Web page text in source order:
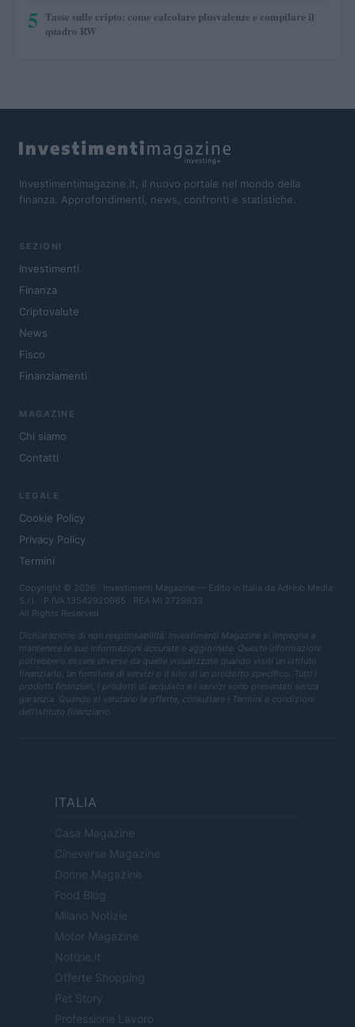
5 Tasse sulle cripto: come calcolare plusvalenze e compilare il
quadro RW
Investimentimagazine.it, il nuovo portale nel mondo della
finanza. Approfondimenti, news, confronti e statistiche.
SEZIONI
Investimenti
Finanza
Criptovalute
News
Fisco
Finanziamenti
MAGAZINE
Chi siamo
Contatti
LEGALE
Cookie Policy
Privacy Policy
Termini
Copyright © 2026 · Investimenti Magazine — Edito in Italia da AdHub Media
S.r.l. · P.IVA 13542920965 · REA MI 2729933
All Rights Reserved
Dichiarazione di non responsabilità: Investimenti Magazine si impegna a
mantenere le sue informazioni accurate e aggiornate. Queste informazioni
potrebbero essere diverse da quelle visualizzate quando visiti un istituto
finanziario, un fornitore di servizi o il sito di un prodotto specifico. Tutti i
prodotti finanziari, i prodotti di acquisto e i servizi sono presentati senza
garanzia. Quando si valutano le offerte, consultare i Termini e condizioni
dell'istituto finanziario.
ITALIA
Casa Magazine
Cineverse Magazine
Donne Magazine
Food Blog
Milano Notizie
Motor Magazine
Notizie.it
Offerte Shopping
Pet Story
Professione Lavoro